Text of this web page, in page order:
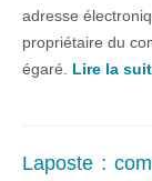
adresse
propriétaire du
égaré. Lire la
Laposte :